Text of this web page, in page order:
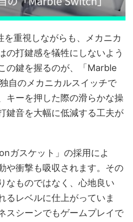
を重視しながらも、メカニカ
の打鍵感を犠牲にしないよう
の鍵を握るのが、「Marble
自のメカニカルスイッチで
キーを押した際の滑らかな操
鍵音を大幅に低減する工夫が
ガスケット」の採用によ
や衝撃も吸収されます。その
なものではなく、心地良い
るレベルに仕上がっていま
スシーンでもゲームプレイで